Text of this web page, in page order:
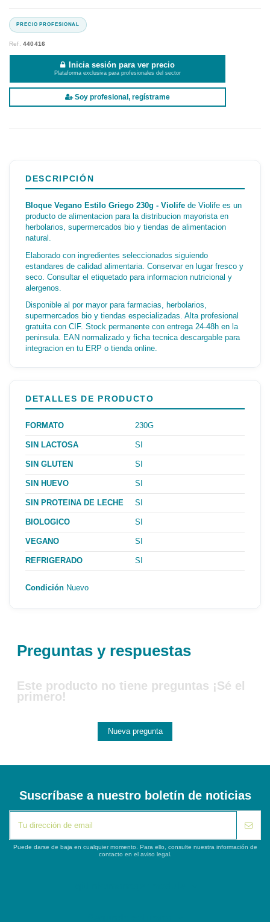
Ref.440416
Inicia sesión para ver precio
Plataforma exclusiva para profesionales del sector
Soy profesional, regístrame
DESCRIPCIÓN
Bloque Vegano Estilo Griego 230g - Violife de Violife es un
producto de alimentacion para la distribucion mayorista en
herbolarios, supermercados bio y tiendas de alimentacion
natural.
Elaborado con ingredientes seleccionados siguiendo
estandares de calidad alimentaria. Conservar en lugar fresco y
seco. Consultar el etiquetado para informacion nutricional y
alergenos.
Disponible al por mayor para farmacias, herbolarios,
supermercados bio y tiendas especializadas. Alta profesional
gratuita con CIF. Stock permanente con entrega 24-48h en la
peninsula. EAN normalizado y ficha tecnica descargable para
integracion en tu ERP o tienda online.
DETALLES DE PRODUCTO
FORMATO 230G
SIN LACTOSA SI
SIN GLUTEN SI
SIN HUEVO SI
SIN PROTEINA DE LECHE SI
BIOLOGICO SI
VEGANO SI
REFRIGERADO SI
Condición Nuevo
Preguntas y respuestas
Este producto no tiene preguntas ¡Sé el
primero!
Nueva pregunta
Suscríbase a nuestro boletín de noticias
Puede darse de baja en cualquier momento. Para ello, consulte nuestra información de
contacto en el aviso legal.